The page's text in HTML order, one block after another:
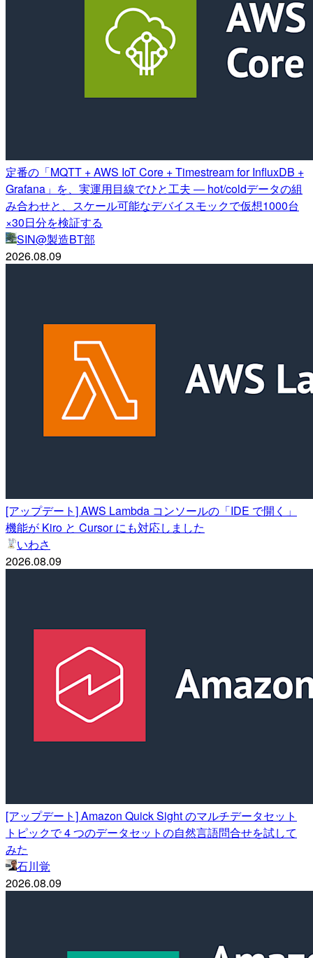
定番の「MQTT + AWS IoT Core + Timestream for InfluxDB +
Grafana」を、実運用目線でひと工夫 ― hot/coldデータの組
み合わせと、スケール可能なデバイスモックで仮想1000台
×30日分を検証する
SIN@製造BT部
2026.08.09
[アップデート] AWS Lambda コンソールの「IDE で開く」
機能が Kiro と Cursor にも対応しました
いわさ
2026.08.09
[アップデート] Amazon Quick Sight のマルチデータセット
トピックで 4 つのデータセットの自然言語問合せを試して
みた
石川覚
2026.08.09